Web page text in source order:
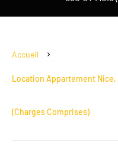
Accueil
Location Appartement Nice,
(Charges Comprises)